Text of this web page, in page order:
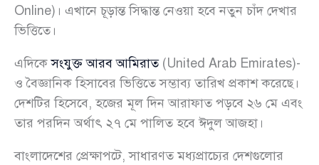
Online)। এখানে চূড়ান্ত সিদ্ধান্ত নেওয়া হবে নতুন চাঁদ দেখার
ভিত্তিতে।
এদিকেসংযুক্ত আরব আমিরাত(United Arab Emirates)-
ও বৈজ্ঞানিক হিসাবের ভিত্তিতে সম্ভাব্য তারিখ প্রকাশ করেছে।
দেশটির হিসেবে, হজের মূল দিন আরাফাত পড়বে ২৬ মে এবং
তার পরদিন অর্থাৎ ২৭ মে পালিত হবে ঈদুল আজহা।
বাংলাদেশের প্রেক্ষাপটে, সাধারণত মধ্যপ্রাচ্যের দেশগুলোর